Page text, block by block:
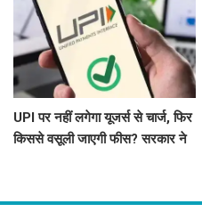
UPI पर नहीं लगेगा यूजर्स से चार्ज, फिर
किससे वसूली जाएगी फीस? सरकार ने